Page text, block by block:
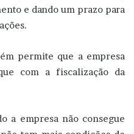
e dando um prazo para
permite que a empresa
com a fiscalização da
a empresa não consegue